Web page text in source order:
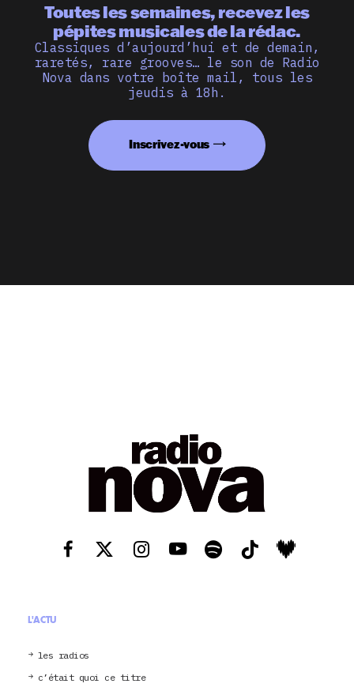
Toutes les semaines, recevez les
pépites musicales de la rédac.
Classiques d’aujourd’hui et de demain,
raretés, rare grooves… le son de Radio
Nova dans votre boîte mail, tous les
jeudis à 18h.
Inscrivez-vous
L'ACTU
les radios
c’était quoi ce titre